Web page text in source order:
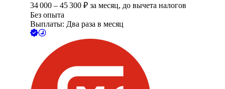
34 000 – 45 300 ₽ за месяц, до вычета налогов
Без опыта
Выплаты: Два раза в месяц